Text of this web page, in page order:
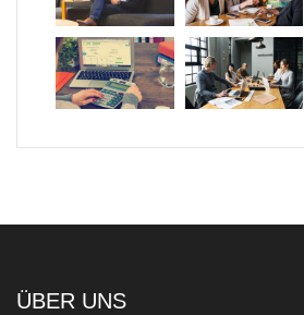
ÜBER UNS